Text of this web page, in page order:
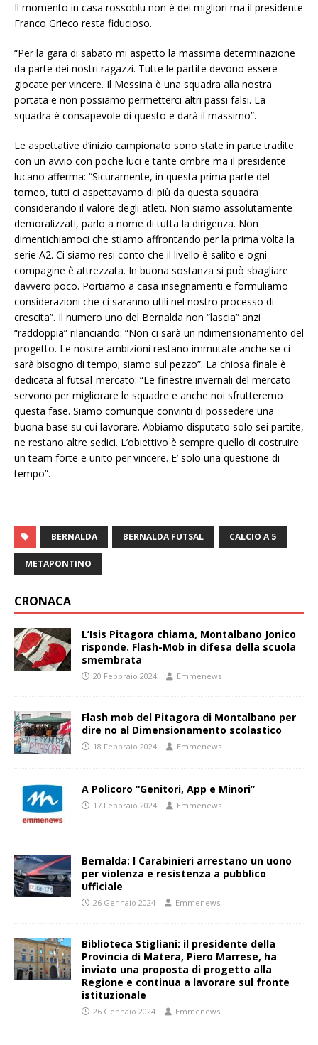
Il momento in casa rossoblu non è dei migliori ma il presidente
Franco Grieco resta fiducioso.
“Per la gara di sabato mi aspetto la massima determinazione
da parte dei nostri ragazzi. Tutte le partite devono essere
giocate per vincere. Il Messina è una squadra alla nostra
portata e non possiamo permetterci altri passi falsi. La
squadra è consapevole di questo e darà il massimo”.
Le aspettative d’inizio campionato sono state in parte tradite
con un avvio con poche luci e tante ombre ma il presidente
lucano afferma: “Sicuramente, in questa prima parte del
torneo, tutti ci aspettavamo di più da questa squadra
considerando il valore degli atleti. Non siamo assolutamente
demoralizzati, parlo a nome di tutta la dirigenza. Non
dimentichiamoci che stiamo affrontando per la prima volta la
serie A2. Ci siamo resi conto che il livello è salito e ogni
compagine è attrezzata. In buona sostanza si può sbagliare
davvero poco. Portiamo a casa insegnamenti e formuliamo
considerazioni che ci saranno utili nel nostro processo di
crescita”. Il numero uno del Bernalda non “lascia” anzi
“raddoppia” rilanciando: “Non ci sarà un ridimensionamento del
progetto. Le nostre ambizioni restano immutate anche se ci
sarà bisogno di tempo; siamo sul pezzo”. La chiosa finale è
dedicata al futsal-mercato: “Le finestre invernali del mercato
servono per migliorare le squadre e anche noi sfrutteremo
questa fase. Siamo comunque convinti di possedere una
buona base su cui lavorare. Abbiamo disputato solo sei partite,
ne restano altre sedici. L’obiettivo è sempre quello di costruire
un team forte e unito per vincere. E’ solo una questione di
tempo”.
BERNALDA BERNALDA FUTSAL CALCIO A 5
METAPONTINO
CRONACA
L’Isis Pitagora chiama, Montalbano Jonico
risponde. Flash-Mob in difesa della scuola
smembrata
20 Febbraio 2024 Emmenews
Flash mob del Pitagora di Montalbano per
dire no al Dimensionamento scolastico
18 Febbraio 2024 Emmenews
A Policoro “Genitori, App e Minori”
17 Febbraio 2024 Emmenews
Bernalda: I Carabinieri arrestano un uono
per violenza e resistenza a pubblico
ufficiale
26 Gennaio 2024 Emmenews
Biblioteca Stigliani: il presidente della
Provincia di Matera, Piero Marrese, ha
inviato una proposta di progetto alla
Regione e continua a lavorare sul fronte
istituzionale
26 Gennaio 2024 Emmenews